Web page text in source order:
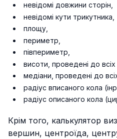
невідомі довжини сторін,
невідомі кути трикутника,
площу,
периметр,
півпериметр,
висоти, проведені до всіх
медіани, проведені до
радіус вписаного кола
радіус описаного кола
Крім того, калькулятор
вершин, центроїда,